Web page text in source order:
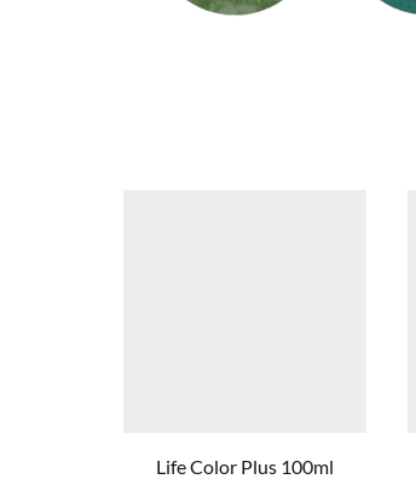
Life Color Plus 100ml